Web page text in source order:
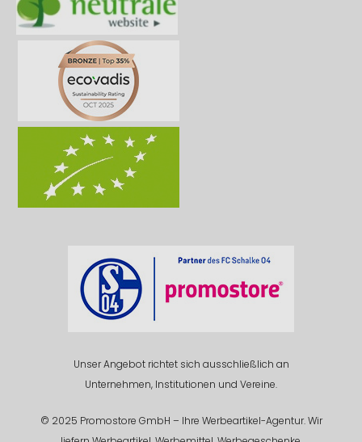
Unser Angebot richtet sich ausschließlich an
Unternehmen, Institutionen und Vereine.
© 2025 Promostore GmbH – Ihre Werbeartikel-Agentur. Wir